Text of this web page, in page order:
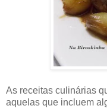
As receitas culinárias
aquelas que incluem